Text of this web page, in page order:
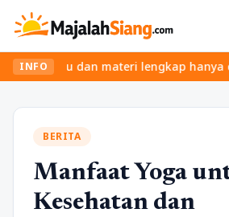
INFO
dan materi lengkap hanya di
BERITA
Manfaat Yoga
Kesehatan dan